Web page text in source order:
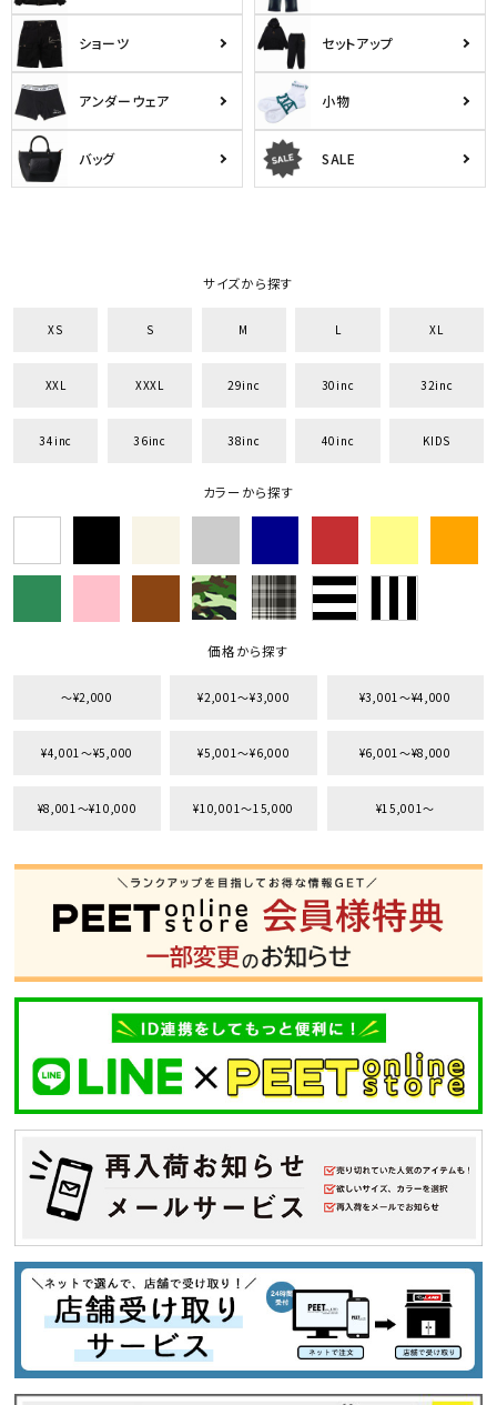
ショーツ セットアップ
アンダーウェア 小物
バッグ SALE
サイズから探す
XS S M L XL
XXL XXXL 29inc 30inc 32inc
34inc 36inc 38inc 40inc KIDS
カラーから探す
価格から探す
〜¥2,000 ¥2,001〜¥3,000 ¥3,001〜¥4,000
¥4,001〜¥5,000 ¥5,001〜¥6,000 ¥6,001〜¥8,000
¥8,001〜¥10,000 ¥10,001〜15,000 ¥15,001〜